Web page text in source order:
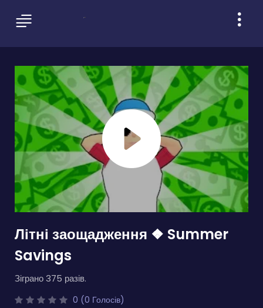
Літні заощадження ❖ Summer
Savings
Зіграно 375 разів.
0 (0 Голосів)